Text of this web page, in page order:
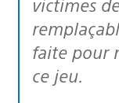
faite pour
ce jeu.